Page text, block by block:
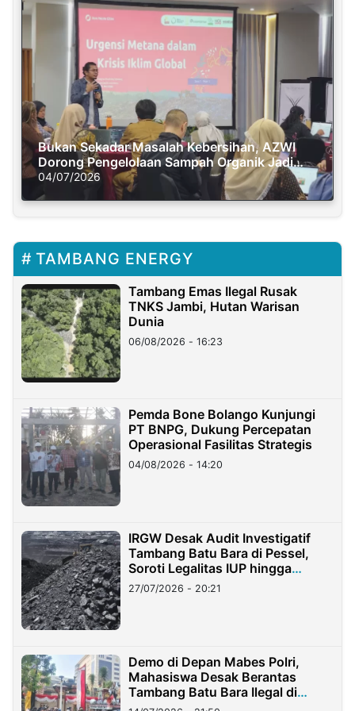
Bukan Sekadar Masalah Kebersihan, AZWI
Dorong Pengelolaan Sampah Organik Jadi
Solusi Krisis Iklim
04/07/2026
TAMBANG ENERGY
Tambang Emas Ilegal Rusak
TNKS Jambi, Hutan Warisan
Dunia
06/08/2026 - 16:23
Pemda Bone Bolango Kunjungi
PT BNPG, Dukung Percepatan
Operasional Fasilitas Strategis
04/08/2026 - 14:20
IRGW Desak Audit Investigatif
Tambang Batu Bara di Pessel,
Soroti Legalitas IUP hingga
Stockpile
27/07/2026 - 20:21
Demo di Depan Mabes Polri,
Mahasiswa Desak Berantas
Tambang Batu Bara Ilegal di
Lampung